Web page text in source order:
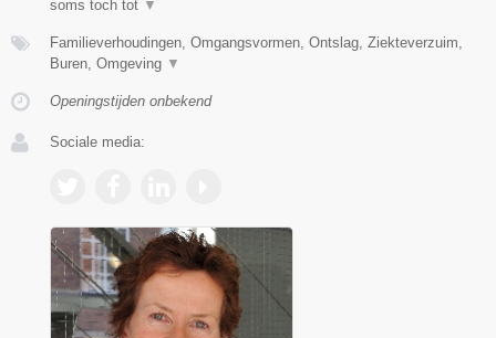
soms toch tot ▼
Familieverhoudingen, Omgangsvormen, Ontslag, Ziekteverzuim,
Buren, Omgeving ▼
Openingstijden onbekend
Sociale media: